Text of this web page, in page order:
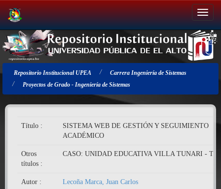
Salir
de
la
navegación
Repositorio Institucional UPEA
Carrera Ingeniería de Sistemas
Proyectos de Grado - Ingeniería de Sistemas
Título :
SISTEMA WEB DE GESTIÓN Y SEGUIMIENTO
ACADÉMICO
Otros
títulos :
CASO: UNIDAD EDUCATIVA VILLA TUNARI -
Autor : Lecoña Marca, Juan Carlos